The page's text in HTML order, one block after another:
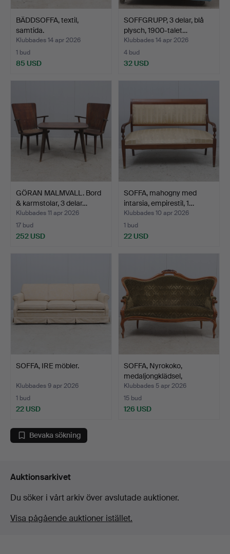
BÄDDSOFFA, textil,
samtida.
Klubbades 14 apr 2026
1 bud
85 USD
SOFFGRUPP, 3 delar, blå
plysch, 1900-talet…
Klubbades 14 apr 2026
4 bud
32 USD
GÖRAN MALMVALL. Bord
& karmstolar, 3 delar…
Klubbades 11 apr 2026
17 bud
252 USD
SOFFA, mahogny med
intarsia, empirestil, 1…
Klubbades 10 apr 2026
1 bud
22 USD
SOFFA, IRE möbler.
Klubbades 9 apr 2026
1 bud
22 USD
SOFFA, Nyrokoko,
medaljongklädsel,
1800/19…
Klubbades 5 apr 2026
15 bud
126 USD
Bevaka sökning
Auktionsarkivet
Du söker i vårt arkiv över avslutade auktioner.
Visa pågående auktioner istället.